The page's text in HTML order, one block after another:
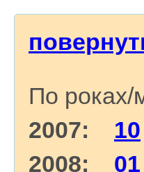
По роках/
2007: 10
2008: 01